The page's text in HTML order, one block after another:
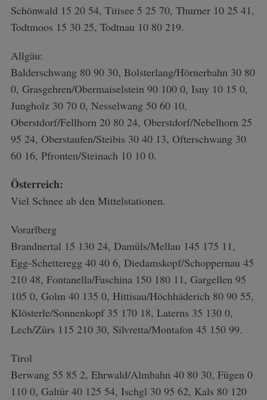
Schönwald 15 20 54, Titisee 5 25 70, Thurner 10 25 41,
Todtmoos 15 30 25, Todtnau 10 80 219.
Allgäu:
Balderschwang 80 90 30, Bolsterlang/Hörnerbahn 30 80
0, Grasgehren/Obermaiselstein 90 100 0, Isny 10 15 0,
Jungholz 30 70 0, Nesselwang 50 60 10,
Oberstdorf/Fellhorn 20 80 24, Oberstdorf/Nebelhorn 25
95 24, Oberstaufen/Steibis 30 40 13, Ofterschwang 30
60 16, Pfronten/Steinach 10 10 0.
Österreich:
Viel Schnee ab den Mittelstationen.
Vorarlberg
Brandnertal 15 130 24, Damüls/Mellau 145 175 11,
Egg-Schetteregg 40 40 6, Diedamskopf/Schoppernau 45
210 48, Fontanella/Faschina 150 180 11, Gargellen 95
105 0, Golm 40 135 0, Hittisau/Höchhäderich 80 90 55,
Klösterle/Sonnenkopf 35 170 18, Laterns 35 130 0,
Lech/Zürs 115 210 30, Silvretta/Montafon 45 150 99.
Tirol
Berwang 55 85 2, Ehrwald/Almbahn 40 80 30, Fügen 0
110 0, Galtür 40 125 54, Ischgl 30 95 62, Kals 80 120